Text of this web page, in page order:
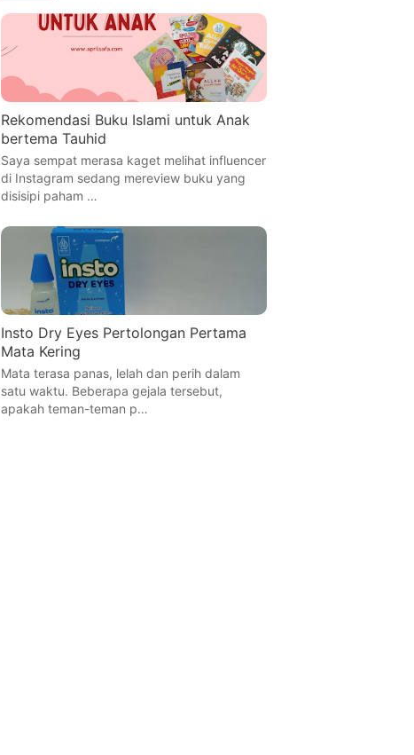
Rekomendasi Buku Islami untuk Anak
bertema Tauhid
Saya sempat merasa kaget melihat influencer
di Instagram sedang mereview buku yang
disisipi paham …
Insto Dry Eyes Pertolongan Pertama
Mata Kering
Mata terasa panas, lelah dan perih dalam
satu waktu. Beberapa gejala tersebut,
apakah teman-teman p…